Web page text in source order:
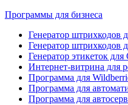
Программы для бизнеса
Генератор штрихкодов
Генератор штрихкодов
Генератор этикеток для
Интернет-витрина для
Программа для
Программа для
Программа для